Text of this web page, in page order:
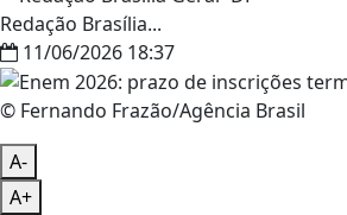
Redação Brasília...
11/06/2026 18:37
© Fernando Frazão/Agência Brasil
A-
A+